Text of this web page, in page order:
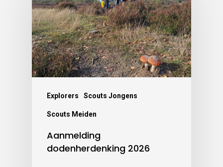
Explorers Scouts Jongens
Scouts Meiden
Aanmelding
dodenherdenking 2026